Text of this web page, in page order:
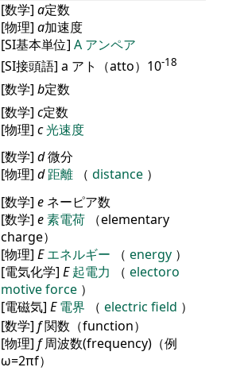
[数学] a定数
[物理] a加速度
[SI基本単位] A アンペア
[SI接頭語] a アト（atto）10-18
[数学] b定数
[数学] c定数
[物理] c光速度
[数学] d微分
[物理] d 距離 （ distance ）
[数学] e ネーピア数
[数学] e素電荷
（elementary
charge）
[物理] E エネルギー （ energy ）
[電気化学] E 起電力 （ electoro
motive force ）
[電磁気] E 電界 （ electric field ）
[数学] f関数（function）
[物理] f周波数(frequency)（例
ω=2πf）